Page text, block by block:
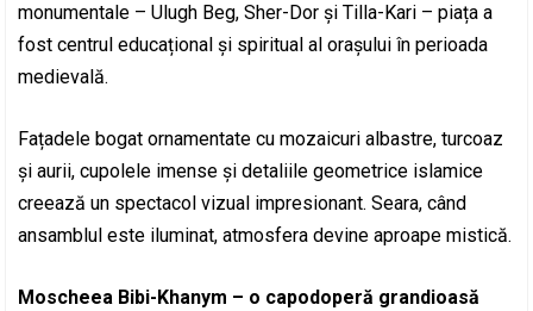
monumentale – Ulugh Beg, Sher-Dor și Tilla-Kari – piața a
fost centrul educațional și spiritual al orașului în perioada
medievală.
Fațadele bogat ornamentate cu mozaicuri albastre, turcoaz
și aurii, cupolele imense și detaliile geometrice islamice
creează un spectacol vizual impresionant. Seara, când
ansamblul este iluminat, atmosfera devine aproape mistică.
Moscheea Bibi-Khanym – o capodoperă grandioasă